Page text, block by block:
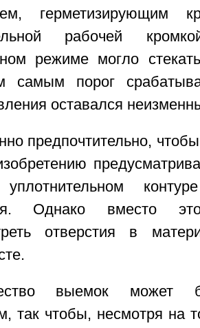
герметизирующим
рабочей
режиме могло
самым порог
оставался
предпочтительно,
Однако вместо
отверстия в
выемок может
так чтобы, несмотря на